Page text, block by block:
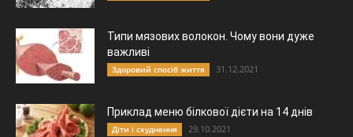
Типи мязових волокон. Чому вони дуже
важливі
Здоровий спосіб життя 31.12.2021
Приклад меню білкової дієти на 14 днів
Діти і схуднення 29.10.2021